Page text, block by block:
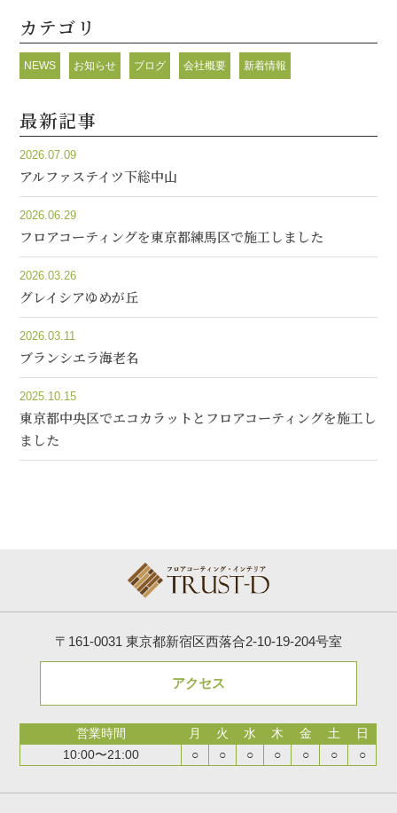
カテゴリ
NEWS お知らせ ブログ 会社概要 新着情報
最新記事
2026.07.09
アルファステイツ下総中山
2026.06.29
フロアコーティングを東京都練馬区で施工しました
2026.03.26
グレイシアゆめが丘
2026.03.11
ブランシエラ海老名
2025.10.15
東京都中央区でエコカラットとフロアコーティングを施工し
ました
〒161-0031 東京都新宿区西落合2-10-19-204号室
アクセス
営業時間 月 火 水 木 金 土
日
10:00〜21:00
○ ○ ○ ○ ○ ○ ○